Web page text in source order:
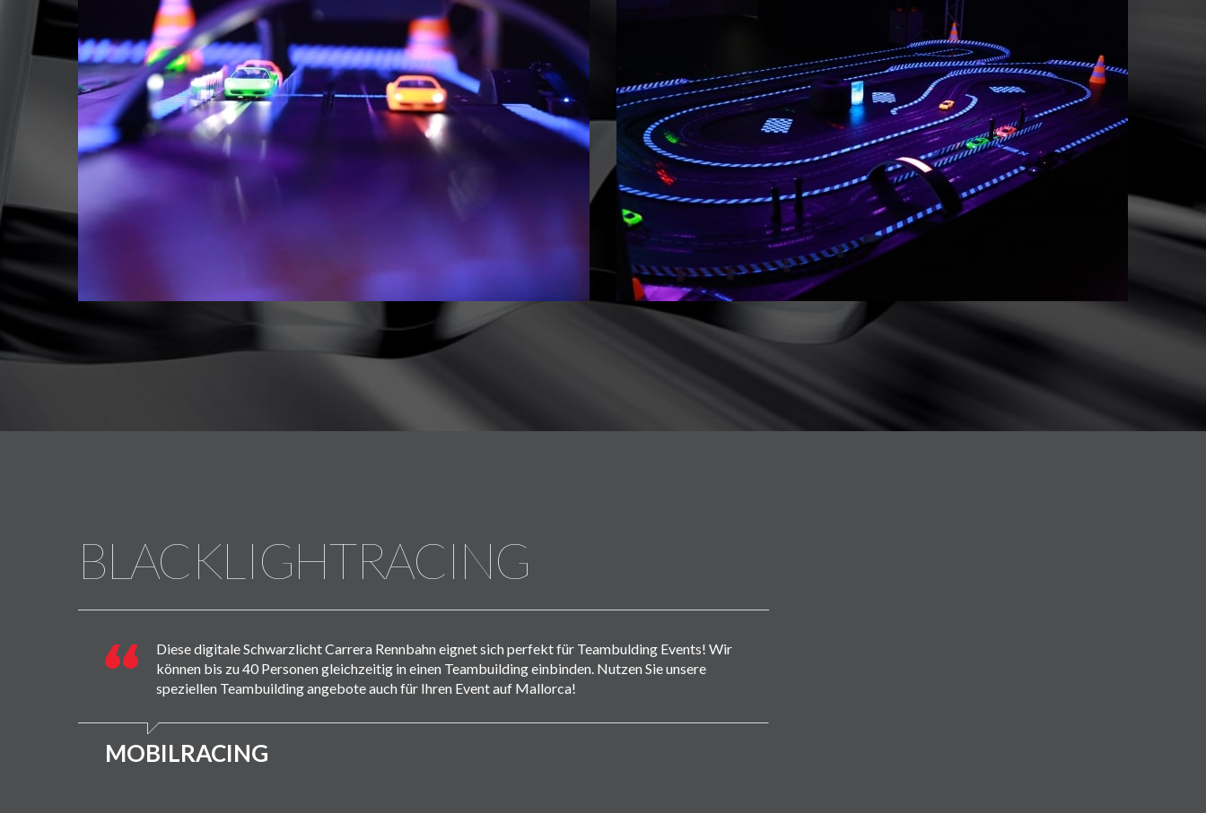
BLACKLIGHTRACING
Diese digitale Schwarzlicht Carrera Rennbahn eignet sich perfekt für Teambulding Events! Wir
können bis zu 40 Personen gleichzeitig in einen Teambuilding einbinden. Nutzen Sie unsere
speziellen Teambuilding angebote auch für Ihren Event auf Mallorca!
MOBILRACING